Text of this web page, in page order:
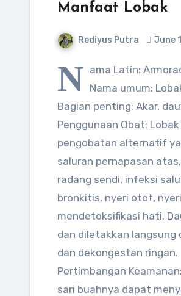
Manfaat Lobak
Rediyus Putra June
N ama Latin:
Nama umum:
Bagian penting: Akar,
Penggunaan Obat:
pengobatan alternatif
saluran pernapasan
radang sendi, infeksi
bronkitis, nyeri otot,
mendetoksifikasi hati.
dan diletakkan langsung
dan dekongestan ringan.
Pertimbangan
sari buahnya dapat